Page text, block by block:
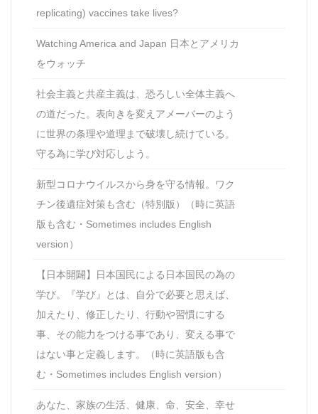
replicating) vaccines take lives?
Watching America and Japan 日本とアメリカ
をウォッチ
社会主義と共産主義は、恐ろしい全体主義へ
の道だった。表向きを変えアメーバーのよう
に世界の条理や道理まで破壊し続けている。
守る為に学び対応しよう。
新型コロナウイルスから身を守る情報。ワク
チン後遺症対策も含む（特別版）（時に英語
版も含む・Sometimes includes English
version）
【日本開闢】日本国民による日本国民の為の
学び。『学び』とは、自分で必要と思えば、
加えたり、修正したり、行動や習慣にする
事、その能力をつける事であり、変える事で
はない事と定義します。（時に英語版も含
む・Sometimes includes English version）
あなた、家族の生活、健康、命、安全、幸せ